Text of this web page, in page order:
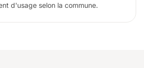
d'usage selon la commune.